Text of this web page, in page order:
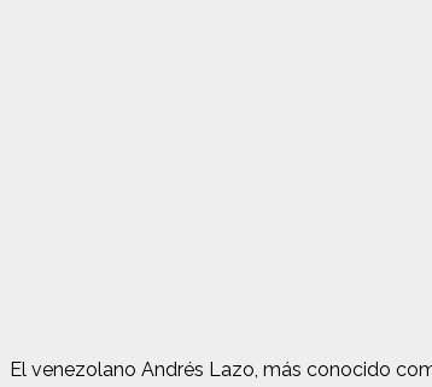
El venezolano Andrés Lazo, más conocido